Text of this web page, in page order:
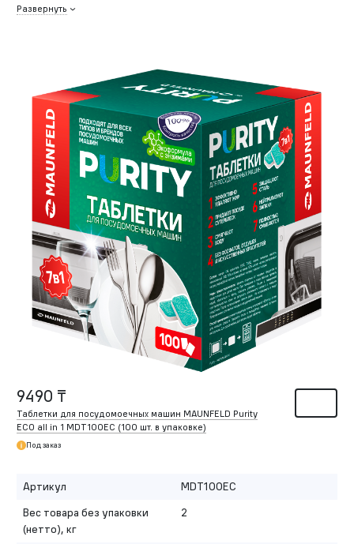
Развернуть
9490 ₸
Таблетки для посудомоечных машин MAUNFELD Purity
ECO all in 1 MDT100EC (100 шт. в упаковке)
Под заказ
Артикул
MDT100EC
Вес товара без упаковки
(нетто), кг
2